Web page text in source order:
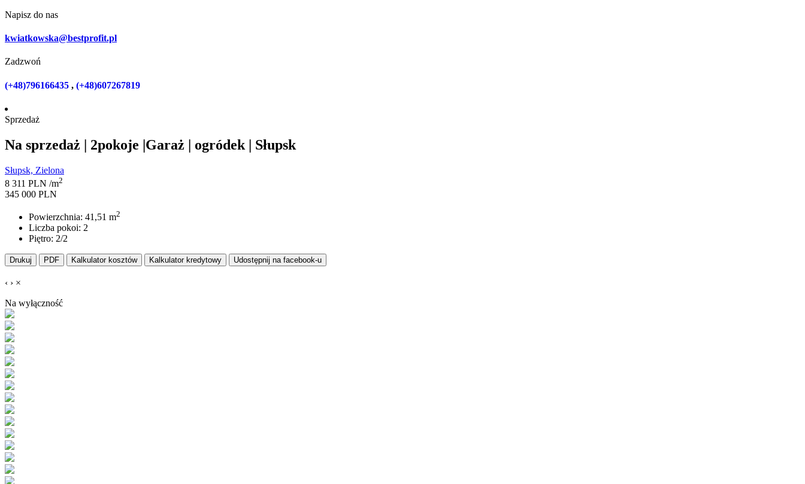
Napisz do nas
kwiatkowska@bestprofit.pl
Zadzwoń
(+48)796166435 , (+48)607267819
Sprzedaż
Na sprzedaż | 2pokoje |Garaż | ogródek | Słupsk
Słupsk, Zielona
8 311 PLN /m2
345 000 PLN
Powierzchnia: 41,51 m2
Liczba pokoi: 2
Piętro: 2/2
Drukuj PDF Kalkulator kosztów Kalkulator kredytowy Udostępnij na facebook-u
‹ › ×
Na wyłączność